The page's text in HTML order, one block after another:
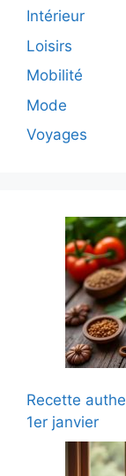
Intérieur
Loisirs
Mobilité
Mode
Voyages
Recette
1er janvier